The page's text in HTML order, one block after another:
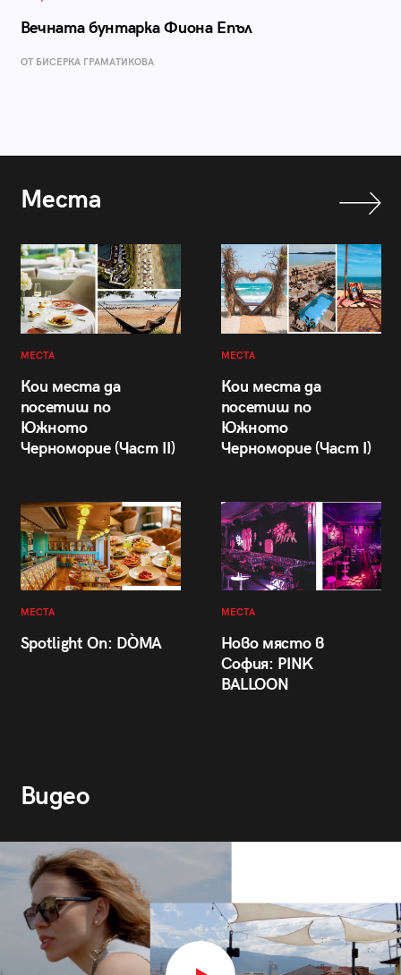
Вечната бунтарка Фиона Епъл
ОТ БИСЕРКА ГРАМАТИКОВА
Места
МЕСТА
Кои места да
посетиш по
Южното
Черноморие (Част II)
МЕСТА
Кои места да
посетиш по
Южното
Черноморие (Част I)
МЕСТА
Spotlight On: DÒMA
МЕСТА
Ново място в
София: PINK
BALLOON
Видео